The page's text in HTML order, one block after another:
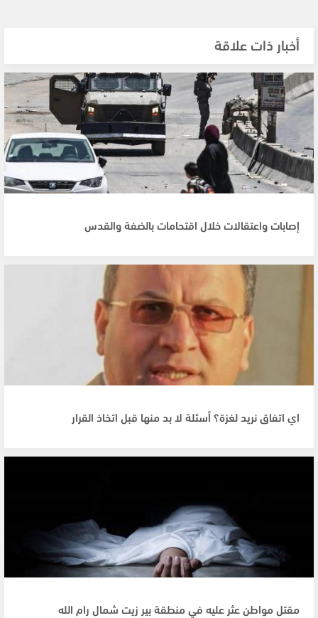
أخبار ذات علاقة
إصابات واعتقالات خلال اقتحامات بالضفة والقدس
اي اتفاق نريد لغزة؟ أسئلة لا بد منها قبل اتخاذ القرار
مقتل مواطن عثر عليه في منطقة بير زيت شمال رام الله